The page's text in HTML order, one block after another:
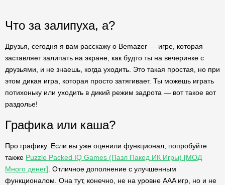
Что за залипуха, а?
Друзья, сегодня я вам расскажу о Bemazer — игре, которая
заставляет залипать на экране, как будто ты на вечеринке с
друзьями, и не знаешь, когда уходить. Это такая простая, но при
этом дикая игра, которая просто затягивает. Ты можешь играть
потихоньку или уходить в дикий режим задрота — вот такое вот
раздолье!
Графика или каша?
Про графику. Если вы уже оценили функционал, попробуйте
также Puzzle Packed IQ Games (Пазл Пакед ИК Игры) [МОД
Много денег] . Отличное дополнение с улучшенным
функционалом. Она тут, конечно, не на уровне AAA игр, но и не